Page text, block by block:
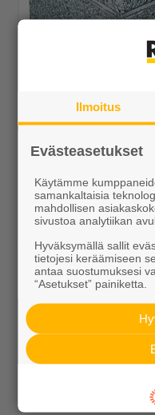
Istutusastia ko
Ilmoitus
Evästeasetukset
Käytämme
samankaltaisia
mahdollisen
sivustoa analytiikan
Hyväksymällä sallit
tietojesi keräämiseen
antaa suostumuksesi
“Asetukset” painiketta.